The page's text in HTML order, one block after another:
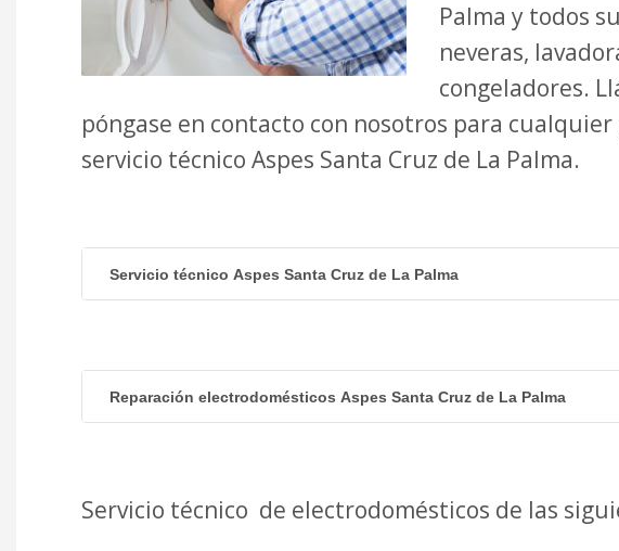
Palma y todos
neveras,
congeladores.
póngase en contacto con nosotros para
servicio técnico Aspes Santa Cruz de La Palma.
Servicio técnico Aspes Santa Cruz de La Palma
Reparación electrodomésticos Aspes Santa Cruz de La Palma
Servicio técnico de electrodomésticos de las